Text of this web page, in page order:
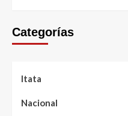
Categorías
Itata
Nacional